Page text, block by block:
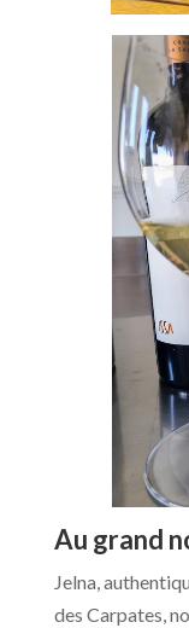
Au grand
Jelna,
des Carpates,